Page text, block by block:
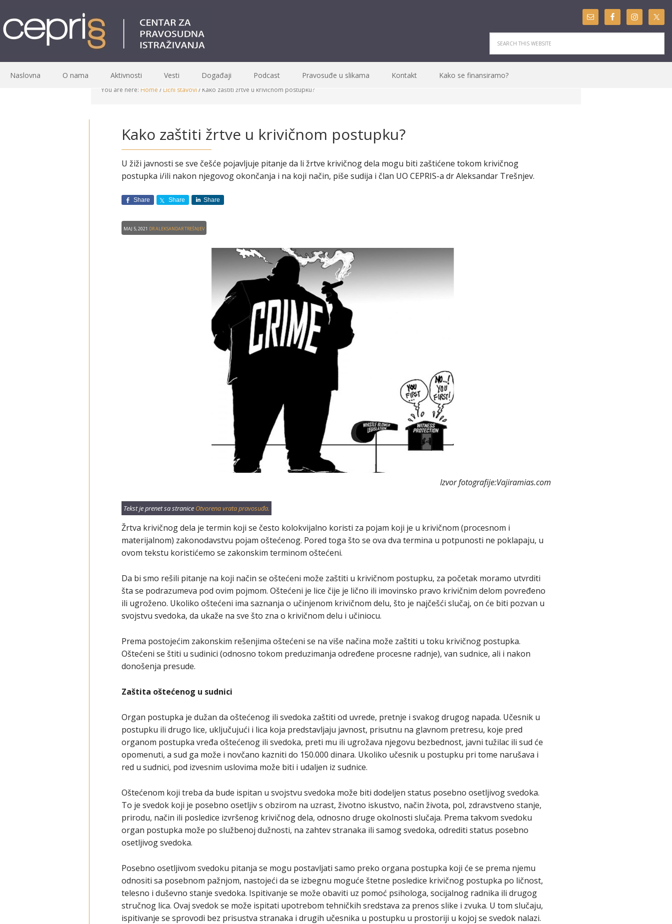
Naslovna O nama Aktivnosti Vesti Događaji Podcast Pravosuđe u slikama Kontakt Kako se finansiramo?
You are here: Home /Lični stavovi /Kako zaštiti žrtve u krivičnom postupku?
Kako zaštiti žrtve u krivičnom postupku?
U žiži javnosti se sve češće pojavljuje pitanje da li žrtve krivičnog dela mogu biti zaštićene tokom krivičnog
postupka i/ili nakon njegovog okončanja i na koji način, piše sudija i član UO CEPRIS-a dr Aleksandar Trešnjev.
Share Share Share
Maj 5, 2021 dr Aleksandar Trešnjev
Izvor fotografije:Vajiramias.com
Tekst je prenet sa stranice Otvorena vrata pravosuđa.
Žrtva krivičnog dela je termin koji se često kolokvijalno koristi za pojam koji je u krivičnom (procesnom i
materijalnom) zakonodavstvu pojam oštećenog. Pored toga što se ova dva termina u potpunosti ne poklapaju, u
ovom tekstu koristićemo se zakonskim terminom oštećeni.
Da bi smo rešili pitanje na koji način se oštećeni može zaštiti u krivičnom postupku, za početak moramo utvrditi
šta se podrazumeva pod ovim pojmom. Oštećeni je lice čije je lično ili imovinsko pravo krivičnim delom povređeno
ili ugroženo. Ukoliko oštećeni ima saznanja o učinjenom krivičnom delu, što je najčešći slučaj, on će biti pozvan u
svojstvu svedoka, da ukaže na sve što zna o krivičnom delu i učiniocu.
Prema postojećim zakonskim rešenjima oštećeni se na više načina može zaštiti u toku krivičnog postupka.
Oštećeni se štiti u sudinici (odnosno tokom preduzimanja određene procesne radnje), van sudnice, ali i nakon
donošenja presude.
Zaštita oštećenog u sudnici
Organ postupka je dužan da oštećenog ili svedoka zaštiti od uvrede, pretnje i svakog drugog napada. Učesnik u
postupku ili drugo lice, uključujući i lica koja predstavljaju javnost, prisutnu na glavnom pretresu, koje pred
organom postupka vređa oštećenog ili svedoka, preti mu ili ugrožava njegovu bezbednost, javni tužilac ili sud će
opomenuti, a sud ga može i novčano kazniti do 150.000 dinara. Ukoliko učesnik u postupku pri tome narušava i
red u sudnici, pod izvesnim uslovima može biti i udaljen iz sudnice.
Oštećenom koji treba da bude ispitan u svojstvu svedoka može biti dodeljen status posebno osetljivog svedoka.
To je svedok koji je posebno osetljiv s obzirom na uzrast, životno iskustvo, način života, pol, zdravstveno stanje,
prirodu, način ili posledice izvršenog krivičnog dela, odnosno druge okolnosti slučaja. Prema takvom svedoku
organ postupka može po službenoj dužnosti, na zahtev stranaka ili samog svedoka, odrediti status posebno
osetljivog svedoka.
Posebno osetljivom svedoku pitanja se mogu postavljati samo preko organa postupka koji će se prema njemu
odnositi sa posebnom pažnjom, nastojeći da se izbegnu moguće štetne posledice krivičnog postupka po ličnost,
telesno i duševno stanje svedoka. Ispitivanje se može obaviti uz pomoć psihologa, socijalnog radnika ili drugog
stručnog lica. Ovaj svedok se može ispitati upotrebom tehničkih sredstava za prenos slike i zvuka. U tom slučaju,
ispitivanje se sprovodi bez prisustva stranaka i drugih učesnika u postupku u prostoriji u kojoj se svedok nalazi.